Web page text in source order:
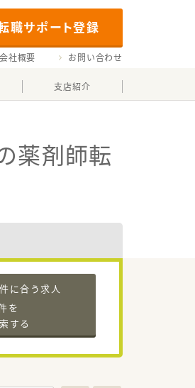
転職サポート登録
会社概要 お問い合わせ
支店紹介
薬剤師転
に合う求人
を
する